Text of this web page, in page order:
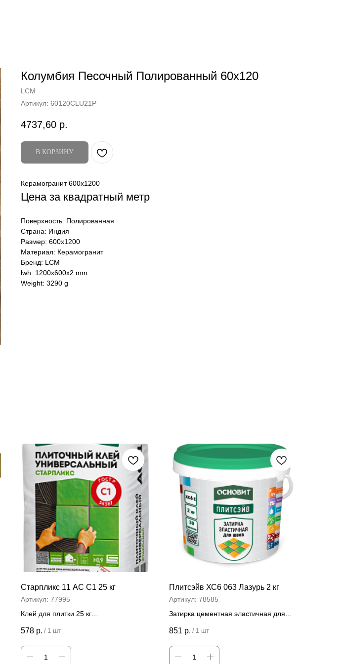
Колумбия Песочный Полированный 60x120
LCM
Артикул: 60120CLU21P
4737,60 р.
В КОРЗИНУ
Керамогранит 600x1200
Цена за квадратный метр
Поверхность: Полированная
Страна: Индия
Размер: 600x1200
Материал: Керамогранит
Бренд: LCM
lwh: 1200x600x2 mm
Weight: 3290 g
Старпликс 11 АС C1 25 кг
Артикул: 77995
Клей для плитки 25 кг
Цена за штуку
578 р. / 1 шт
Плитсэйв ХС6 063 Лазурь 2 кг
Артикул: 78585
Затирка цементная эластичная для
Цена за штуку
851 р. / 1 шт